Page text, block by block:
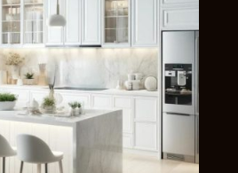
רוצים לדעת
השאירו פרטים
בהקדם